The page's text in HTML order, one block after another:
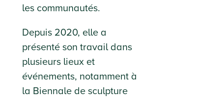
les communautés.
Depuis 2020, elle a
présenté son travail dans
plusieurs lieux et
événements, notamment à
la Biennale de sculpture